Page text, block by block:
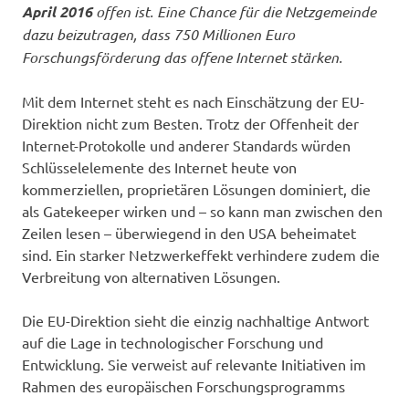
April 2016offen ist. Eine Chance für die Netzgemeinde
dazu beizutragen, dass 750 Millionen Euro
Forschungsförderung das offene Internet stärken.
Mit dem Internet steht es nach Einschätzung der EU-
Direktion nicht zum Besten. Trotz der Offenheit der
Internet-Protokolle und anderer Standards würden
Schlüsselelemente des Internet heute von
kommerziellen, proprietären Lösungen dominiert, die
als Gatekeeper wirken und – so kann man zwischen den
Zeilen lesen – überwiegend in den USA beheimatet
sind. Ein starker Netzwerkeffekt verhindere zudem die
Verbreitung von alternativen Lösungen.
Die EU-Direktion sieht die einzig nachhaltige Antwort
auf die Lage in technologischer Forschung und
Entwicklung. Sie verweist auf relevante Initiativen im
Rahmen des europäischen Forschungsprogramms